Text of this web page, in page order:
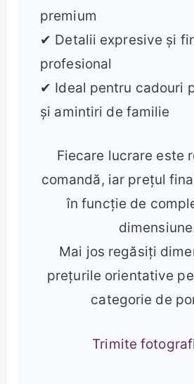
premium
✔ Detalii expresive și
profesional
✔ Ideal pentru cadouri
și amintiri de familie
Fiecare lucrare este
comandă, iar prețul
în funcție de
Mai jos regăsiți
prețurile orientative
categorie de
Trimite